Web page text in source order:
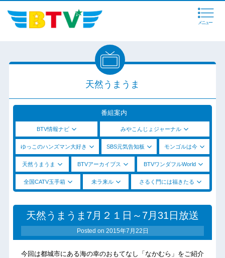
メニュー
天然うまうま
番組案内
BTV情報ナビ みやこんじょジャーナル
ゆっこのハンズマン大好き SBS元気告知板 モンゴルは今
天然うまうま BTVアーカイブス BTVワンダフルWorld
全国CATV玉手箱 未ラ来ル さるく門には福きたる
天然うまうま7月２１日～7月31日放送
Posted on 2015年7月22日
今回は都城市にある海の幸のおもてなし「なかむら」をご紹介